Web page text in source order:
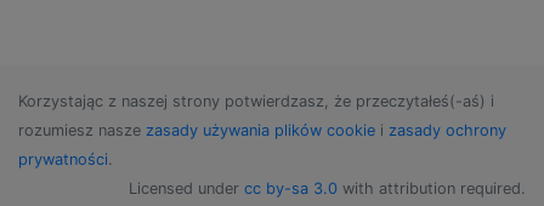
Korzystając z naszej strony potwierdzasz, że przeczytałeś(-aś) i
rozumiesz nasze zasady używania plików cookie i zasady ochrony
prywatności.
Licensed under cc by-sa 3.0 with attribution required.